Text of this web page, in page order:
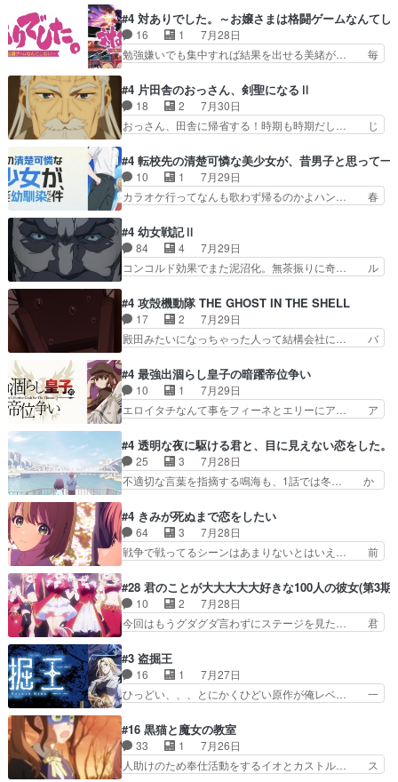
系列が4話と入れ替わってるのね… こんなデカイ
のどうやって運ぶんだよ！？姉… ダラさん、人型
形態にもなれるんか!?w髪…
国の奴らも馬鹿が多いが、夜の国も同じ… ご視聴
ありがとうございました来週もよろし… 握った◯
治郎（中の人的に）仲間であるプレ… ヨコヤの頭
の回転の速さと人間の心理を利用… 夜の国のヨコ
で夜の国の独裁支配を強化、… やはりヨコヤいい
ですね。昼の国が勝てる流… 役で出演いたしまし
た。次回も緊張が止まり…
#4 対ありでした。～お嬢さまは格闘ゲームなんてし
16 1
7月28日
勉強嫌いでも集中すれば結果を出せる美緒が… 毎
なゲームも相手が強すぎるとやる気無く… テー
マ：テスト勉強と大会感想は、美緒がテ… すげー
ーーーーーーーー良い……。女性声優… 深夜の格
ゲー対戦よりテストの方がよっぽど… 真剣に授業
ストに向けて勉強会！美緒ちゃ… 受験勉強と戦闘
の2択なら戦闘を選ぶ娘w美… 勉強嫌いでバトル
を選ぶって、ひぐらしの沙…
#4 片田舎のおっさん、剣聖になるⅡ
18 2
7月30日
おっさん、田舎に帰省する！時期も時期だし… じ
れない爺さんには夢が詰まってると思う… クル
ニ、ヘンブリッツ、ミュイと一緒におっ… 帰省、
お供ヒロインはクルニ。順番的には確… 父親から
手紙が来た。サーベルボアの退治の… ここでヘン
家に帰ることに・ベリルはミュ… おっさんの親と
なるとお爺ちゃんだよね孫扱… ・ベリル、実家に
帰ることに・ベリルはミュ…
#4 転校先の清楚可憐な美少女が、昔男子と思って一
10 1
7月29日
カラオケ行ってなんも歌わず帰るのかよハン… 春
やらあの女優さんが春希のお母さんのよ… 春希ち
ゃん姫ちゃんに野菜の子も凄え可愛い… 隼人くん
のスマホを買いに行ってたけど完全… 第４話を
U-NEXTで視聴しました。視聴… スマホを買うた
見始めてたけどなんだかん… いきなりシリアス展
開ぶち込んでくるじゃん… 春希の家庭事情は複
雑。食事とか隼人が親身…
#4 幼女戦記Ⅱ
84 4
7月29日
コンコルド効果でまた泥沼化。無茶振りに奇… ル
グを更新しました!!宜しければ、是非… 計画通り
にはいかないね笑やり遂げた(ほぼ… 今回もター
ニャに不都合なことがあったりし… 白髪の男性が
語った家族を失った喪無感が、… 連邦に対して有
油を注ぐターニャの勝利軍… 犠牲を払っても良い
ならお前たちが前線へ行… 戦闘がアッサリし過ぎ
じゃない？戦争がメイ…
#4 攻殻機動隊 THE GHOST IN THE SHELL
17 2
7月29日
殿田みたいになっちゃった人って結構会社に… バ
見た目もうただのロボでしかないんだよ… 俺らの
汗拭きそりゃいやだろwwバトー＆ト… イノセン
スの元となった回だけど、ガイノイ… アダム・リ
ンクやジェイムスン(教授)型サ… アンドロイドも
センスの土台になったエピ… コミカルなのにも慣
れてきました。１話でし… ロボットの反乱は今と
なっては良くある話し…
#4 最強出涸らし皇子の暗躍帝位争い
10 1
7月29日
エロイタチなんて事をフィーネとエリーにア… ア
スターを呼ぶ笛？黒幕は狩猟祭とは関係… 平凡な
少女に見える眼鏡w眼鏡属性は持ち合… 神アニ
メ、ケテーイ！「騎士狩猟祭、前夜の… フィーネ
がアルノルトに活躍してもらいたが… 第４話を
とフィーネの２度目のデート出… マジできな臭い
ぞ帝位争い。姉からの刺客を… ふぃーねと町の様
子を見に行ったら町中で窃…
#4 透明な夜に駆ける君と、目に見えない恋をした。
25 3
7月28日
不適切な言葉を指摘する鳴海も、1話では冬… か
接していいのかわからず戸惑うかけるも… 盲目だ
と相手の表情も分からないからどう思… 今期のバ
ックナンバーみたいなOPアニメ。… 初デートで
冬月を笑わせようとする姿も冬月… 特に大きな事
を笑わせようとする姿も冬月… 3話までは主人公
がどうでもいいことでずっ… 花火購入に浅草へ…
行き当たりばったり訪問…
#4 きみが死ぬまで恋をしたい
64 3
7月28日
戦争で戦ってるシーンはあまりないとはいえ… 前
の存在で揺らぐ14クラス約束された死… ミミの
秘密をあっさり受け入れたのは拍子抜… 蘇生魔法
って下衆い国なら進退窮まったら手… 蘇生魔法ヤ
バイけどミミいなかったら詰んで… アニメオタク
うございました！アリとセイ… ごめん、そういう
話がしたい作品じゃないの… 第４話感想：その口
止め効果あるかな？ミミ…
#28 君のことが大大大大大好きな100人の彼女(第3期)
10 2
7月28日
今回はもうグダグダ言わずにステージを見た… 君
カノ版ラブライブ！？こういうのは人… 俺、みん
なのレッスン動画をDVDが焼きき… アナウンス
役で出演いたしましたみんなのア… 恋太郎ファミ
リーがガチでアイドルに挑戦！… ギャグギャグし
カノGirlfrien… 『アイドル伝説恋太郎ファミリ
ー』にて「ア… 安木路佐ウル子役で出演いたしま
したクォリ…
#3 盗掘王
16 1
7月27日
ひっどい、、、とにかくひどい原作が俺レベ… 一
美咲さんと言えば幼女！アイマスの市原… 遼河は
目的の為には人命も軽視するタイプの… 4つのス
キルが揃う。広い墓を捜索中、遼河… 村正はそん
なおどろおどろしいエピソードあ… 気持ちよくし
#16 黒猫と魔女の教室
33 1
7月26日
人助けのため奉仕活動をするイオとカストル… ス